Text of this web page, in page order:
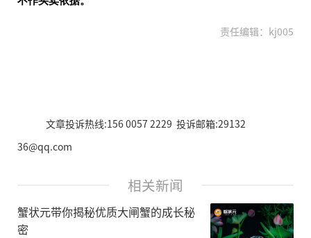
责任编辑：kj005
文章投诉热线:156 0057 2229 投诉邮箱:29132
36@qq.com
相关新闻
蟹状元带你揭秘优质大闸蟹的成长秘
密